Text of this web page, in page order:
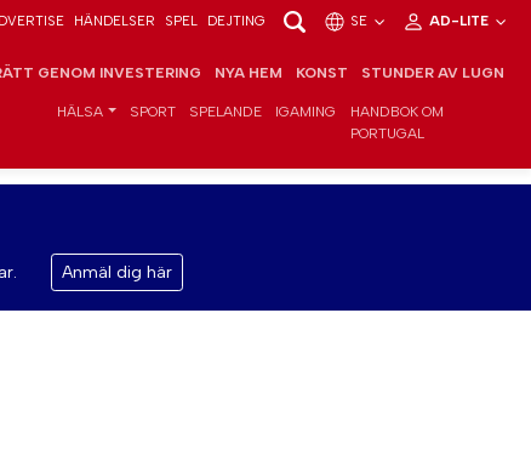
HÄNDELSER SPEL DEJTING SE AD-LITE
GENOM INVESTERING NYA HEM KONST STUNDER AV LUGN
HÄLSA SPORT SPELANDE IGAMING
HANDBOK OM
PORTUGAL
Anmäl dig här